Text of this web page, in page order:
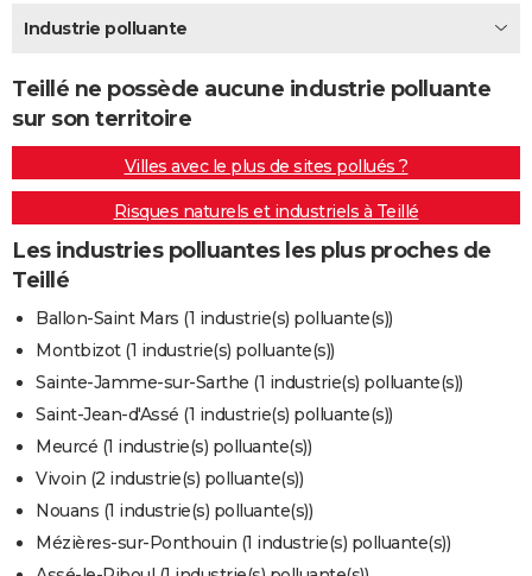
Destinations
City break
Voyage nature
Voyage de noces
Forum
Climat
+PHOTO
GUIDES D'ACHAT
BONS PLANS
CARTE DE VOEUX
Carte de Noël
Carte Bonne année
Carte Saint-Valentin
Carte d'anniversaire
DICTIONNAIRE
Dictionnaire
Biographies
Citations
Expressions
Proverbes
PROGRAMME TV
COPAINS D'AVANT
S'inscrire
Se connecter
Lycées
Collèges
Primaires
Universités
Entreprises
Service militaire
Avis de recherche
FORUM
Bricolage
Lifestyle
Culture
Sport
Auto
Television
Voyage
Cinema
Industrie polluante
Teillé ne possède aucune industrie polluante
sur son territoire
Villes avec le plus de sites pollués ?
Risques naturels et industriels à Teillé
Les industries polluantes les plus proches de
Teillé
Ballon-Saint Mars (1 industrie(s) polluante(s))
Montbizot (1 industrie(s) polluante(s))
Sainte-Jamme-sur-Sarthe (1 industrie(s) polluante(s))
Saint-Jean-d'Assé (1 industrie(s) polluante(s))
Meurcé (1 industrie(s) polluante(s))
Vivoin (2 industrie(s) polluante(s))
Nouans (1 industrie(s) polluante(s))
Mézières-sur-Ponthouin (1 industrie(s) polluante(s))